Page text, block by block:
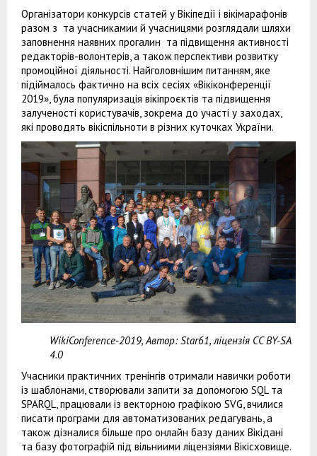
Організатори конкурсів статей у Вікіпедії і вікімарафонів
разом з та учасникамии й учасницями розглядали шляхи
заповнення наявних прогалин та підвищення активності
редакторів-волонтерів, а також перспективи розвитку
промоційної діяльності. Найголовнішим питанням, яке
підіймалось фактично на всіх сесіях «Вікіконференції
2019», була популяризація вікіпроєктів та підвищення
залученості користувачів, зокрема до участі у заходах,
які проводять вікіспільноти в різних куточках України.
WikiConference-2019, Автор: Star61, ліцензія CC BY-SA
4.0
Учасники практичних тренінгів отримали навички роботи
із шаблонами, створювали запити за допомогою SQL та
SPARQL, працювали із векторною графікою SVG, вчилися
писати програми для автоматизованих редагувань, а
також дізналися більше про онлайн базу даних Вікідані
та базу фотографій під вільниими ліцензіями Вікісховище.